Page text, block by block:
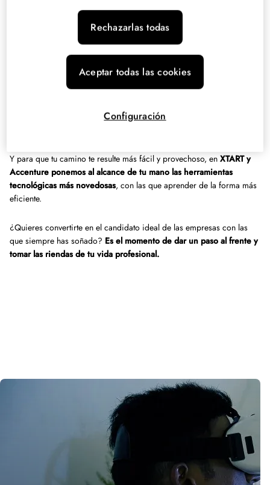
a la industria podrás desarrollar y mantener aplicaciones informáticas
para todo tipo de dispositivos y plataformas con plenas garantías de
éxito, especializándote en los siguientes ámbitos:
Sistemas informáticos.
Bases de datos.
Y para que tu camino te resulte más fácil y provechoso, en XTART y
Accenture ponemos al alcance de tu mano las herramientas
tecnológicas más novedosas, con las que aprender de la forma más
eficiente.
¿Quieres convertirte en el candidato ideal de las empresas con las
que siempre has soñado? Es el momento de dar un paso al frente y
tomar las riendas de tu vida profesional.
Rechazarlas todas
Aceptar todas las cookies
Configuración